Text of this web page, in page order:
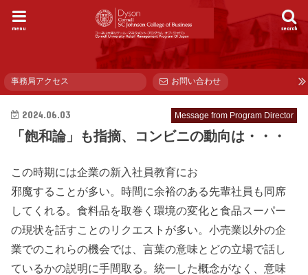
search
menu
事務局アクセス お問い合わせ
Message from Program Director
2024.06.03
「飽和論」も指摘、コンビニの動向は・・・
この時期には企業の新入社員教育にお
邪魔することが多い。時間に余裕のある先輩社員も同席
してくれる。食料品を取巻く環境の変化と食品スーパー
の現状を話すことのリクエストが多い。小売業以外の企
業でのこれらの機会では、言葉の意味とどの立場で話し
ているかの説明に手間取る。統一した概念がなく、意味